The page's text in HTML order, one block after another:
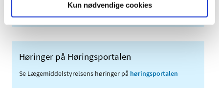
Kun nødvendige cookies
(med søgefunktion)
Høringer på Høringsportalen
Se Lægemiddelstyrelsens høringer på høringsportalen